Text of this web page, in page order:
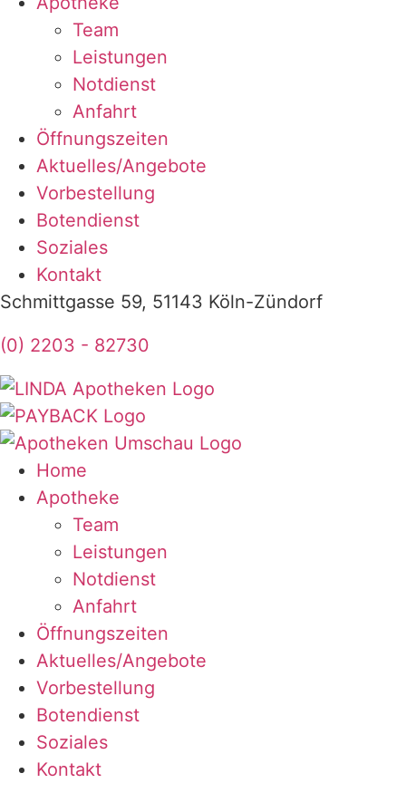
Team
Leistungen
Notdienst
Anfahrt
Öffnungszeiten
Aktuelles/Angebote
Vorbestellung
Botendienst
Soziales
Kontakt
Schmittgasse 59, 51143 Köln-Zündorf
(0) 2203 - 82730
Home
Apotheke
Team
Leistungen
Notdienst
Anfahrt
Öffnungszeiten
Aktuelles/Angebote
Vorbestellung
Botendienst
Soziales
Kontakt